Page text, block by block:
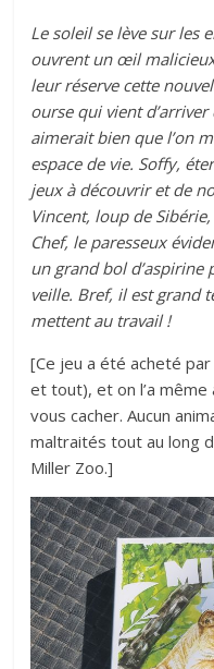
Le soleil se lève sur les
ouvrent un œil
leur réserve cette
ourse qui vient
aimerait bien que l’on
espace de vie. Soffy,
jeux à découvrir et de
Vincent, loup de
Chef, le paresseux
un grand bol d’aspirine
veille. Bref, il est grand
mettent au travail !
[Ce jeu a été acheté
et tout), et on l’a
vous cacher. Aucun
maltraités tout au long
Miller Zoo.]